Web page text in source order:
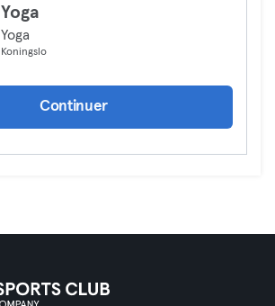
Yoga
Yoga
Koningslo
Continuer